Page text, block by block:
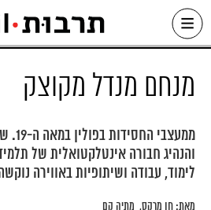
Skip
content
כל האתר
מנחם מנדל מקוצק
והנהיג חבורה אינטלקטואלית של
לימוד, עבודה ושיתופיות באווירה
מאת:חן מרקס מתיה קם